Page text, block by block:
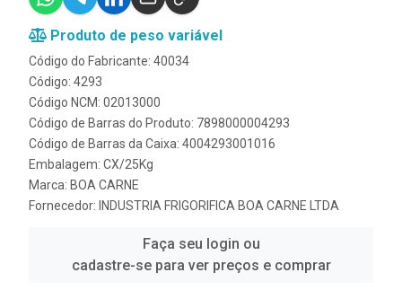
Produto de peso variável
Código do Fabricante: 40034
Código: 4293
Código NCM: 02013000
Código de Barras do Produto: 7898000004293
Código de Barras da Caixa: 4004293001016
Embalagem: CX/25Kg
Marca: BOA CARNE
Fornecedor: INDUSTRIA FRIGORIFICA BOA CARNE LTDA
Faça seu login ou
cadastre-se para ver preços e comprar